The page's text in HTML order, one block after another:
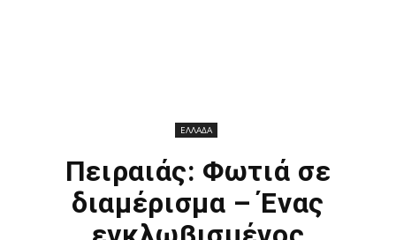
ΕΛΛΑΔΑ
Πειραιάς: Φωτιά σε
διαμέρισμα – Ένας